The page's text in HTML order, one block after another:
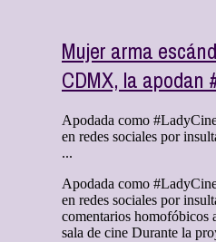
Mujer arma
CDMX, la apodan
Apodada como
en redes sociales por
...
Apodada como
en redes sociales por
comentarios homofóbicos
sala de cine Durante la